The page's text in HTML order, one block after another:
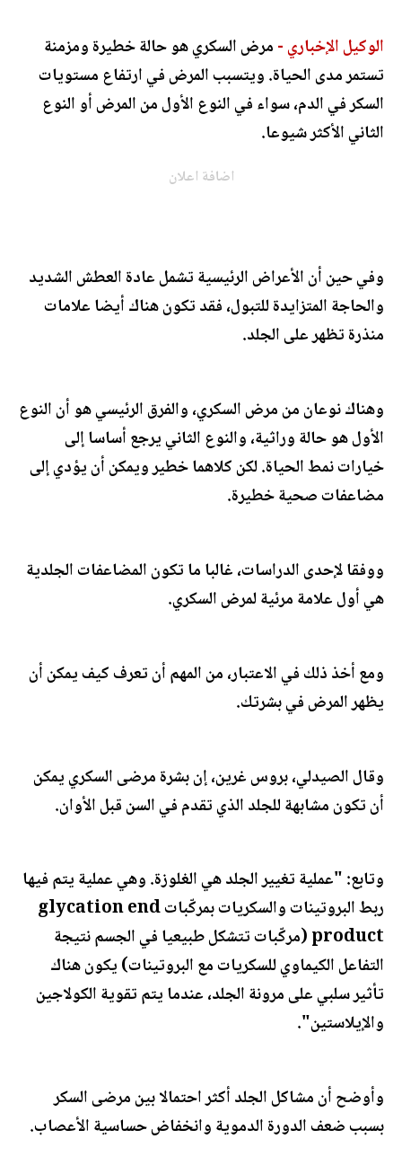
الوكيل الإخباري -مرض السكري هو حالة خطيرة ومزمنة
تستمر مدى الحياة. ويتسبب المرض في ارتفاع مستويات
السكر في الدم، سواء في النوع الأول من المرض أو النوع
الثاني الأكثر شيوعا.
اضافة اعلان
وفي حين أن الأعراض الرئيسية تشمل عادة العطش الشديد
والحاجة المتزايدة للتبول، فقد تكون هناك أيضا علامات
منذرة تظهر على الجلد.
وهناك نوعان من مرض السكري، والفرق الرئيسي هو أن النوع
الأول هو حالة وراثية، والنوع الثاني يرجع أساسا إلى
خيارات نمط الحياة. لكن كلاهما خطير ويمكن أن يؤدي إلى
مضاعفات صحية خطيرة.
ووفقا لإحدى الدراسات، غالبا ما تكون المضاعفات الجلدية
هي أول علامة مرئية لمرض السكري.
ومع أخذ ذلك في الاعتبار، من المهم أن تعرف كيف يمكن أن
يظهر المرض في بشرتك.
وقال الصيدلي، بروس غرين، إن بشرة مرضى السكري يمكن
أن تكون مشابهة للجلد الذي تقدم في السن قبل الأوان.
وتابع: "عملية تغيير الجلد هي الغلوزة. وهي عملية يتم فيها
ربط البروتينات والسكريات بمركّبات glycation end
product (مركّبات تتشكل طبيعيا في الجسم نتيجة
التفاعل الكيماوي للسكريات مع البروتينات) يكون هناك
تأثير سلبي على مرونة الجلد، عندما يتم تقوية الكولاجين
والإيلاستين".
وأوضح أن مشاكل الجلد أكثر احتمالا بين مرضى السكر
بسبب ضعف الدورة الدموية وانخفاض حساسية الأعصاب.